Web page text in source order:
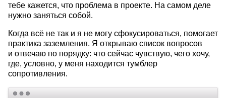
тебе кажется, что проблема в проекте. На самом деле
нужно заняться собой.
Когда всё не так и я не могу сфокусироваться, помогает
практика заземления. Я открываю список вопросов
и отвечаю по порядку: что сейчас чувствую, чего хочу,
где, условно, у меня находится тумблер
сопротивления.